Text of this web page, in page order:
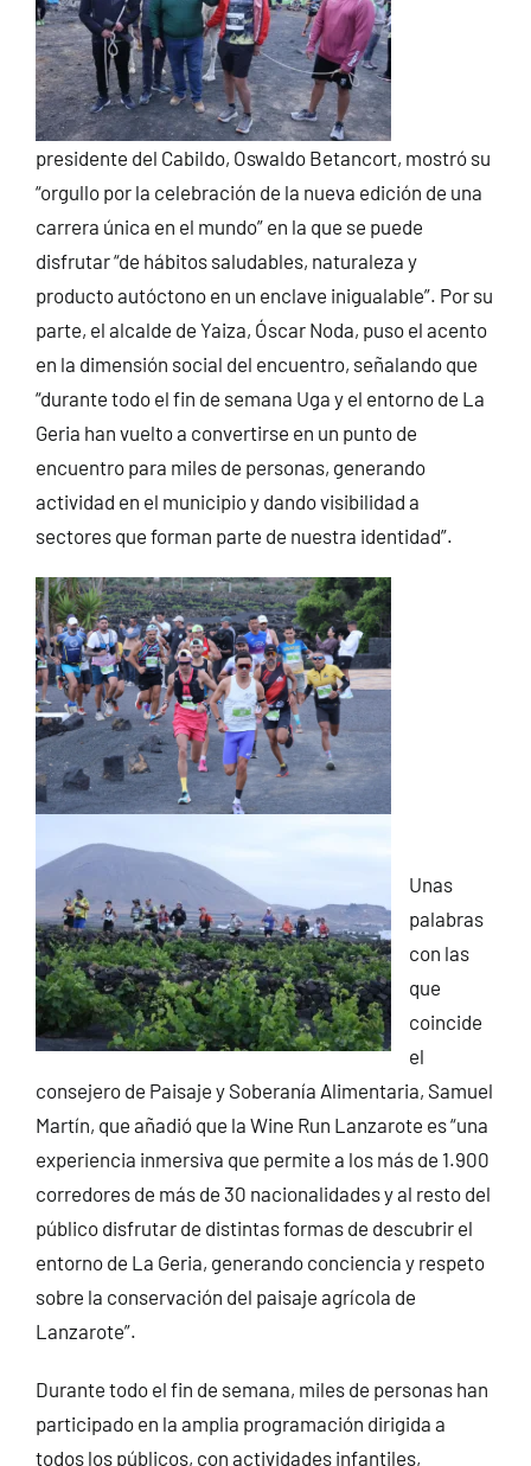
presidente del Cabildo, Oswaldo Betancort, mostró su
“orgullo por la celebración de la nueva edición de una
carrera única en el mundo” en la que se puede
disfrutar “de hábitos saludables, naturaleza y
producto autóctono en un enclave inigualable”. Por su
parte, el alcalde de Yaiza, Óscar Noda, puso el acento
en la dimensión social del encuentro, señalando que
“durante todo el fin de semana Uga y el entorno de La
Geria han vuelto a convertirse en un punto de
encuentro para miles de personas, generando
actividad en el municipio y dando visibilidad a
sectores que forman parte de nuestra identidad”.
Unas
palabras
con las
que
coincide
el
consejero de Paisaje y Soberanía Alimentaria, Samuel
Martín, que añadió que la Wine Run Lanzarote es “una
experiencia inmersiva que permite a los más de 1.900
corredores de más de 30 nacionalidades y al resto del
público disfrutar de distintas formas de descubrir el
entorno de La Geria, generando conciencia y respeto
sobre la conservación del paisaje agrícola de
Lanzarote”.
Durante todo el fin de semana, miles de personas han
participado en la amplia programación dirigida a
todos los públicos, con actividades infantiles,